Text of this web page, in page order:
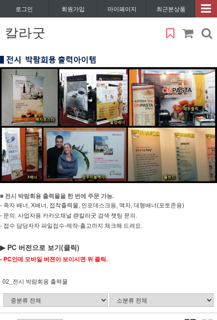
로그인 회원가입 마이페이지 최근본상품
칼라굿
■ 전시 박람회용 출력물을 한 번에 주문 가능.
- 족자 배너, X배너, 접착출력물, 인포데스크용, 액자, 대형배너(포토존용)
- 문의: 사업자용 카카오채널 @칼라굿 검색 챗팅 문의.
- 접수 담당자자 파일접수-제작-출고까지 체크해 드려요.
▶ PC 버전으로 보기(클릭)
- PC인데 모바일 버젼이 보이시면 위 클릭.
02_전시 박람회용 출력물